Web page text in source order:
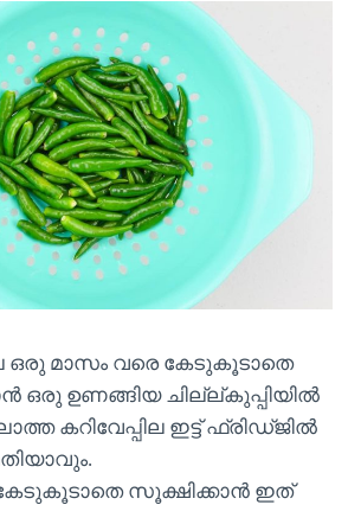
ഒരു മാസം വരെ കേടുകൂടാതെ
ഒരു ഉണങ്ങിയ ചില്ല്കുപ്പിയിൽ
കറിവേപ്പില ഇട്ട് ഫ്രിഡ്ജിൽ
സൂക്ഷിക്കാൻ ഇത്